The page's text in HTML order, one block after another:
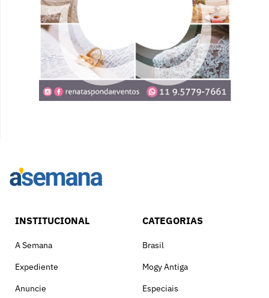
INSTITUCIONAL
A Semana
Expediente
Anuncie
CATEGORIAS
Brasil
Mogy Antiga
Especiais